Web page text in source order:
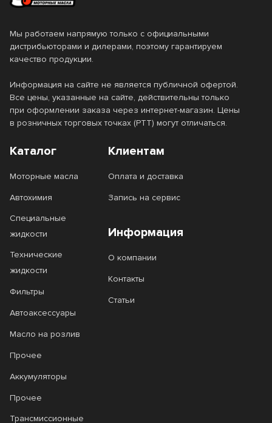
Мы работаем напрямую только с официальными
дистрибьюторами и дилерами, поэтому гарантируем
качество продукции.
Информация на сайте не является публичной офертой.
Все цены, указанные на сайте, действительны только
при оформлении заказа через интернет-магазин. Цены
в розничных торговых точках (РТТ) могут отличаться.
Каталог
Моторные масла
Автохимия
Специальные
жидкости
Технические
жидкости
Фильтры
Автоаксессуары
Масло на розлив
Прочее
Аккумуляторы
Прочее
Трансмиссионные
Клиентам
Оплата и доставка
Запись на сервис
Информация
О компании
Контакты
Статьи